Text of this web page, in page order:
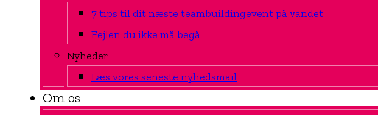
7 tips til dit næste teambuildingevent på vandet
Fejlen du ikke må begå
Nyheder
Læs vores seneste nyhedsmail
Om os